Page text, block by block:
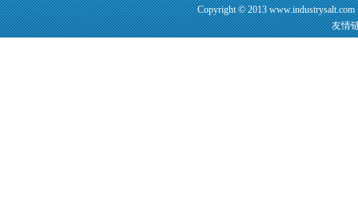
Copyright © 2013
友情